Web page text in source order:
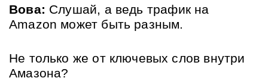
Вова: Слушай, а ведь трафик на
Amazon может быть разным.
Не только же от ключевых слов внутри
Амазона?